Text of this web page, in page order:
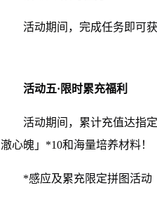
活动期间，完成任务即可
活动五·限时累充福利
活动期间，累计充值达指
澈心魄」*10和海量培养材料！
*感应及累充限定拼图活动